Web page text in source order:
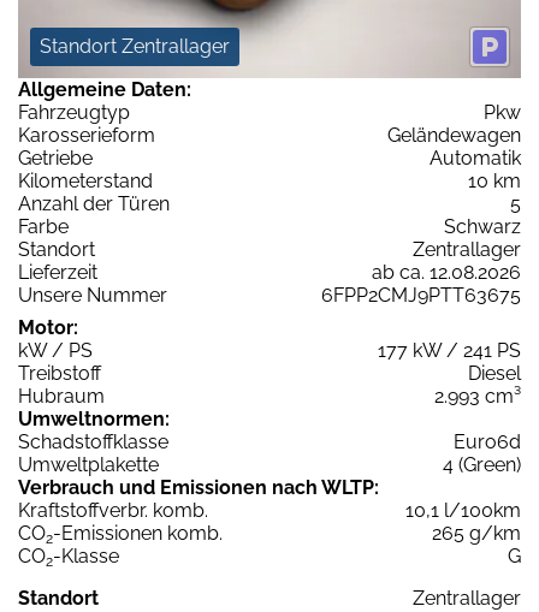
Standort Zentrallager
Allgemeine Daten:
Fahrzeugtyp
Pkw
Karosserieform
Geländewagen
Getriebe
Automatik
Kilometerstand
10 km
Anzahl der Türen
5
Farbe
Schwarz
Standort
Zentrallager
Lieferzeit
ab ca. 12.08.2026
Unsere Nummer
6FPP2CMJ9PTT63675
Motor:
kW / PS
177 kW / 241 PS
Treibstoff
Diesel
Hubraum
2.993 cm³
Umweltnormen:
Schadstoffklasse
Euro6d
Umweltplakette
4 (Green)
Verbrauch und Emissionen nach WLTP:
Kraftstoffverbr. komb.
10,1 l/100km
CO2-Emissionen komb.
265 g/km
CO2-Klasse
G
Standort
Zentrallager